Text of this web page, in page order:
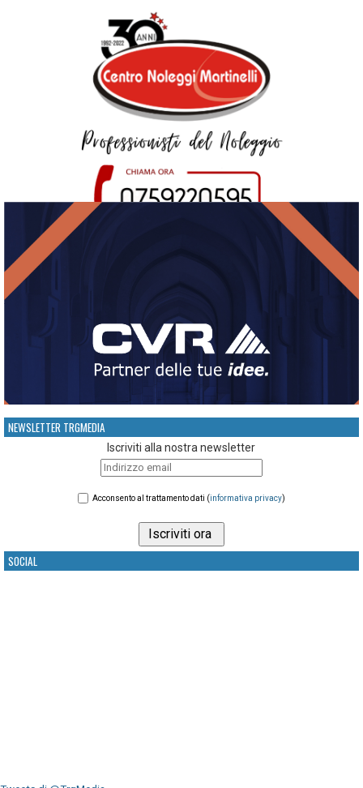
NEWSLETTER TRGMEDIA
Iscriviti alla nostra newsletter
Acconsento al trattamento dati (informativa privacy)
SOCIAL